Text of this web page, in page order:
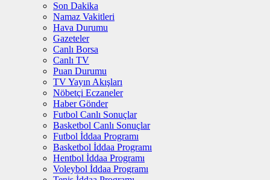
Son Dakika
Namaz Vakitleri
Hava Durumu
Gazeteler
Canlı Borsa
Canlı TV
Puan Durumu
TV Yayın Akışları
Nöbetçi Eczaneler
Haber Gönder
Futbol Canlı Sonuçlar
Basketbol Canlı Sonuçlar
Futbol İddaa Programı
Basketbol İddaa Programı
Hentbol İddaa Programı
Voleybol İddaa Programı